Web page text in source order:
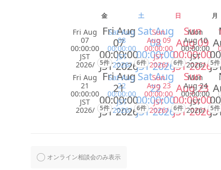
金 土 日 月
Fri Aug
07
00:00:00
JST
2026/
Fri Aug
07
00:00:00
JST 2026
5件
Sat Aug
08
00:00:00
JST
2026/
Sat Aug
08
00:00:00
JST 2026
6件
Sun
Aug 09
00:00:00
JST
2026/
Sun
Aug 09
00:00:00
JST 2026
6件
Mon
Aug 10
00:00:00
JST
2026/
5件
Fri Aug
21
00:00:00
JST
2026/
Fri Aug
21
00:00:00
JST 2026
5件
Sat Aug
22
00:00:00
JST
2026/
Sat Aug
22
00:00:00
JST 2026
6件
Sun
Aug 23
00:00:00
JST
2026/
Sun
Aug 23
00:00:00
JST 2026
6件
Mon
Aug 24
00:00:00
JST
2026/
5件
オンライン相談会のみ表示